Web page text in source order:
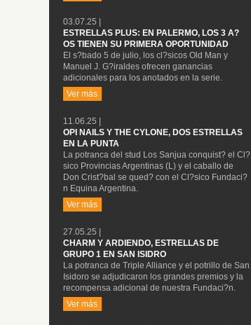
03.07.25 |
ESTRELLAS PLUS: EN PALERMO, LOS 3 A?
OS TIENEN SU PRIMERA OPORTUNIDAD
El s?bado 5 de julio, los cl?sicos Old Man y
Manuel J. G?iraldes ofrecen ganancias
adicionales para los anotados en la serie.
Ver más
11.06.25 |
OPI NAILS Y THE CYLONE, DOS ESTRELLAS
EN LA PUNTA
La potranca del stud Los Sanjua conquist? el Cl?
sico Provincias Argentinas (L) y el caballo de
Don Crist?bal se qued? con el Cl?sico Fundaci?
n Equina Argentina.
Ver más
27.05.25 |
CHARM Y ARDIENDO, ESTRELLAS DE
GRUPO 1 EN SAN ISIDRO
La potranca de Triple Alliance y el potrillo de San
Isidoro se adjudicaron los grandes premios y la
recompensa adicional de nuestra Fundaci?n.
Ver más